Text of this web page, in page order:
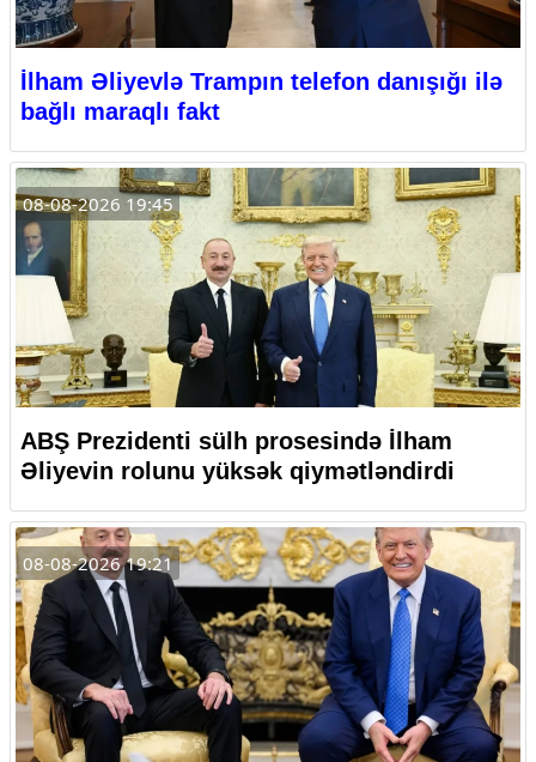
İlham Əliyevlə Trampın telefon danışığı ilə
bağlı maraqlı fakt
08-08-2026 19:45
ABŞ Prezidenti sülh prosesində İlham
Əliyevin rolunu yüksək qiymətləndirdi
08-08-2026 19:21